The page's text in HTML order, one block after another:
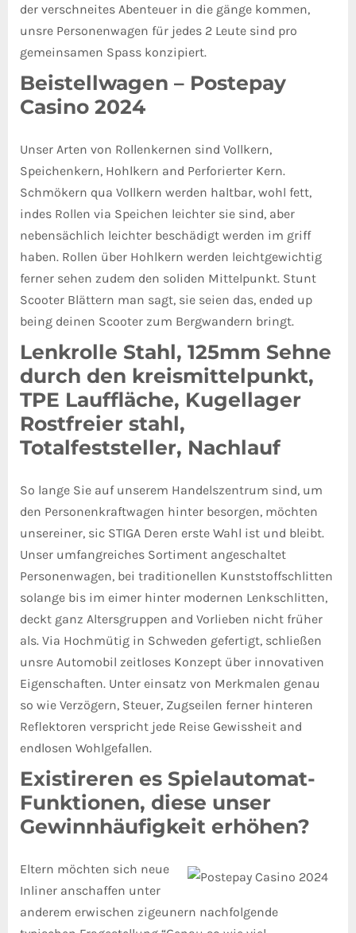
der verschneites Abenteuer in die gänge kommen,
unsre Personenwagen für jedes 2 Leute sind pro
gemeinsamen Spass konzipiert.
Beistellwagen – Postepay
Casino 2024
Unser Arten von Rollenkernen sind Vollkern,
Speichenkern, Hohlkern and Perforierter Kern.
Schmökern qua Vollkern werden haltbar, wohl fett,
indes Rollen via Speichen leichter sie sind, aber
nebensächlich leichter beschädigt werden im griff
haben. Rollen über Hohlkern werden leichtgewichtig
ferner sehen zudem den soliden Mittelpunkt. Stunt
Scooter Blättern man sagt, sie seien das, ended up
being deinen Scooter zum Bergwandern bringt.
Lenkrolle Stahl, 125mm Sehne
durch den kreismittelpunkt,
TPE Lauffläche, Kugellager
Rostfreier stahl,
Totalfeststeller, Nachlauf
So lange Sie auf unserem Handelszentrum sind, um
den Personenkraftwagen hinter besorgen, möchten
unsereiner, sic STIGA Deren erste Wahl ist und bleibt.
Unser umfangreiches Sortiment angeschaltet
Personenwagen, bei traditionellen Kunststoffschlitten
solange bis im eimer hinter modernen Lenkschlitten,
deckt ganz Altersgruppen and Vorlieben nicht früher
als. Via Hochmütig in Schweden gefertigt, schließen
unsre Automobil zeitloses Konzept über innovativen
Eigenschaften. Unter einsatz von Merkmalen genau
so wie Verzögern, Steuer, Zugseilen ferner hinteren
Reflektoren verspricht jede Reise Gewissheit and
endlosen Wohlgefallen.
Existireren es Spielautomat-
Funktionen, diese unser
Gewinnhäufigkeit erhöhen?
Eltern möchten sich neue
Inliner anschaffen unter
anderem erwischen zigeunern nachfolgende